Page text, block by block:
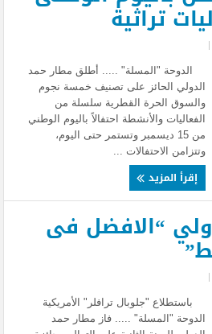
تراثية
|
الدوحة "المسلة" ..... أطلق مطار حمد
الدولي الحائز على تصنيف خمسة نجوم
والسوق الحرة القطرية سلسلة من
الفعاليات والأنشطة احتفالاً باليوم الوطني
من 15 ديسمبر وتستمر حتى اليوم،
وتتزامن الاحتفالات ...
إقرأ المزيد
“الافضل فى
|
باستطلاع "جلوبال ترافلر" الأمريكية
الدوحة "المسلة" ..... فاز مطار حمد